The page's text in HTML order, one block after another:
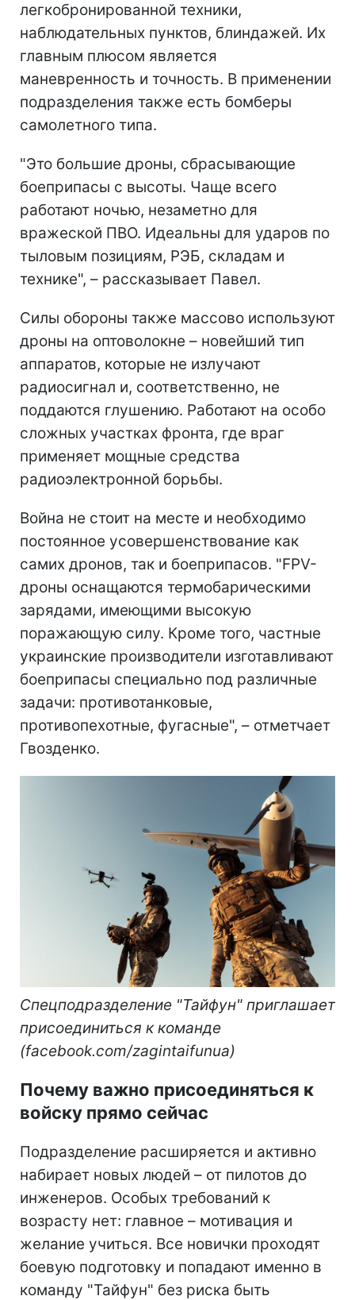
легкобронированной техники,
наблюдательных пунктов, блиндажей. Их
главным плюсом является
маневренность и точность. В применении
подразделения также есть бомберы
самолетного типа.
"Это большие дроны, сбрасывающие
боеприпасы с высоты. Чаще всего
работают ночью, незаметно для
вражеской ПВО. Идеальны для ударов по
тыловым позициям, РЭБ, складам и
технике", – рассказывает Павел.
Силы обороны также массово используют
дроны на оптоволокне – новейший тип
аппаратов, которые не излучают
радиосигнал и, соответственно, не
поддаются глушению. Работают на особо
сложных участках фронта, где враг
применяет мощные средства
радиоэлектронной борьбы.
Война не стоит на месте и необходимо
постоянное усовершенствование как
самих дронов, так и боеприпасов. "FPV-
дроны оснащаются термобарическими
зарядами, имеющими высокую
поражающую силу. Кроме того, частные
украинские производители изготавливают
боеприпасы специально под различные
задачи: противотанковые,
противопехотные, фугасные", – отметчает
Гвозденко.
Спецподразделение "Тайфун" приглашает
присоединиться к команде
(facebook.com/zagintaifunua)
Почему важно присоединяться к
войску прямо сейчас
Подразделение расширяется и активно
набирает новых людей – от пилотов до
инженеров. Особых требований к
возрасту нет: главное – мотивация и
желание учиться. Все новички проходят
боевую подготовку и попадают именно в
команду "Тайфун" без риска быть